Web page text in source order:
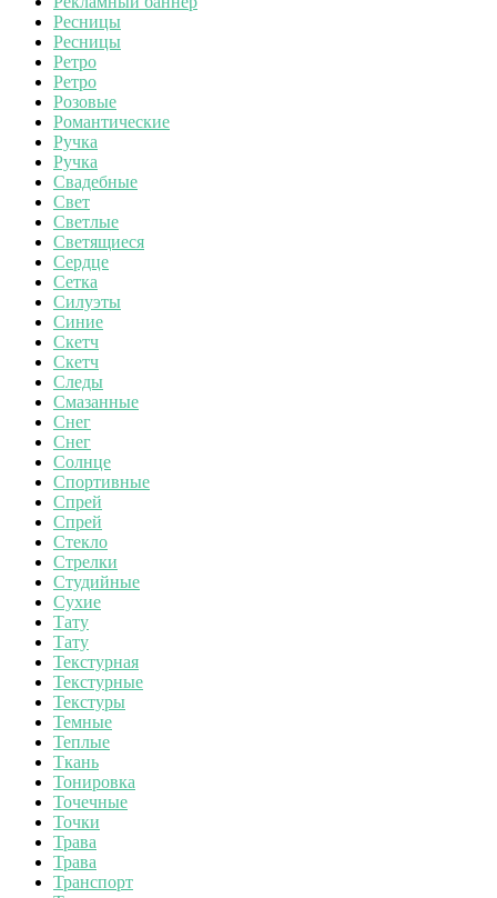
Ресницы
Ресницы
Ретро
Ретро
Розовые
Романтические
Ручка
Ручка
Свадебные
Свет
Светлые
Светящиеся
Сердце
Сетка
Силуэты
Синие
Скетч
Скетч
Следы
Смазанные
Снег
Снег
Солнце
Спортивные
Спрей
Спрей
Стекло
Стрелки
Студийные
Сухие
Тату
Тату
Текстурная
Текстурные
Текстуры
Темные
Теплые
Ткань
Тонировка
Точечные
Точки
Трава
Трава
Транспорт